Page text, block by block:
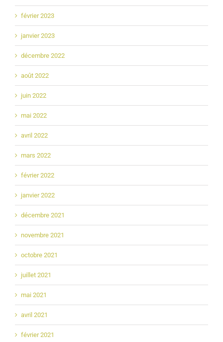
février 2023
janvier 2023
décembre 2022
août 2022
juin 2022
mai 2022
avril 2022
mars 2022
février 2022
janvier 2022
décembre 2021
novembre 2021
octobre 2021
juillet 2021
mai 2021
avril 2021
février 2021